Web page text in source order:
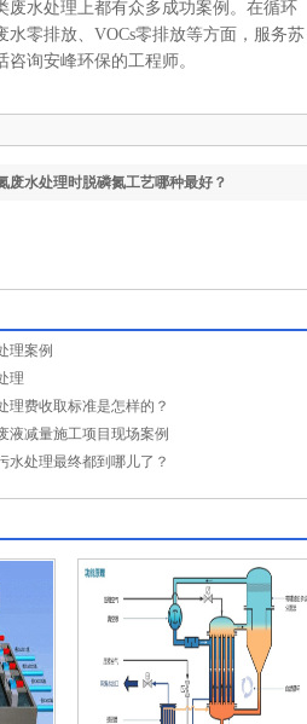
水处理上都有众多成功案例。在循环
零排放、VOCs零排放等方面，服务苏
询安峰环保的工程师。
废水处理时脱磷氮工艺哪种最好？
理案例
理
理费收取标准是怎样的？
液减量施工项目现场案例
水处理最终都到哪儿了？